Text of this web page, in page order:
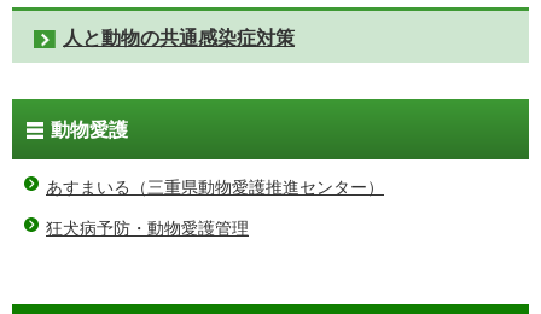
人と動物の共通感染症対策
動物愛護
あすまいる（三重県動物愛護推進センター）
狂犬病予防・動物愛護管理